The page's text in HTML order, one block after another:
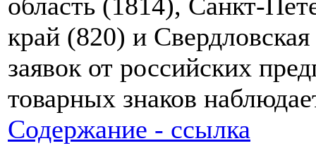
край (820) и
заявок от российских
товарных знаков
Содержание - ссылка